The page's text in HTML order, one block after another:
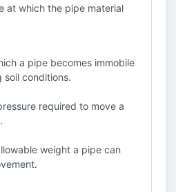
at which the pipe material
a pipe becomes immobile
soil conditions.
required to move a
weight a pipe can